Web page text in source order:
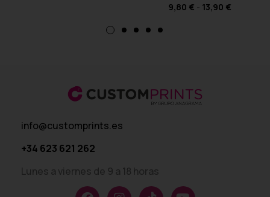
9,80 € 13,90 €
info@customprints.es
+34 623 621 262
Lunes a viernes de 9 a 18 horas